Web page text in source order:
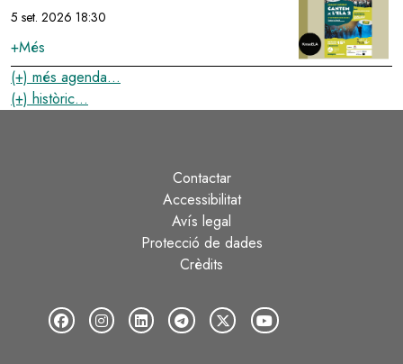
5 set. 2026 18:30
+Més
(+) més agenda...
(+) històric...
Contactar
Accessibilitat
Avís legal
Protecció de dades
Crèdits